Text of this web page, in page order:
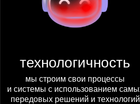
технологичность
мы строим свои процессы
и системы с использованием
передовых решений и технологий